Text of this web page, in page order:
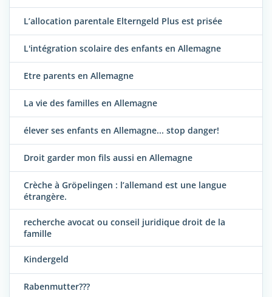
L’allocation parentale Elterngeld Plus est prisée
L'intégration scolaire des enfants en Allemagne
Etre parents en Allemagne
La vie des familles en Allemagne
élever ses enfants en Allemagne... stop danger!
Droit garder mon fils aussi en Allemagne
Crèche à Gröpelingen : l’allemand est une langue
étrangère.
recherche avocat ou conseil juridique droit de la
famille
Kindergeld
Rabenmutter???